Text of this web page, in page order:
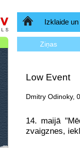
Sākumlapa
Izklaide
Ziņas
Low Event
Dmitry Odinoky,
14. maijā
zvaigznes,